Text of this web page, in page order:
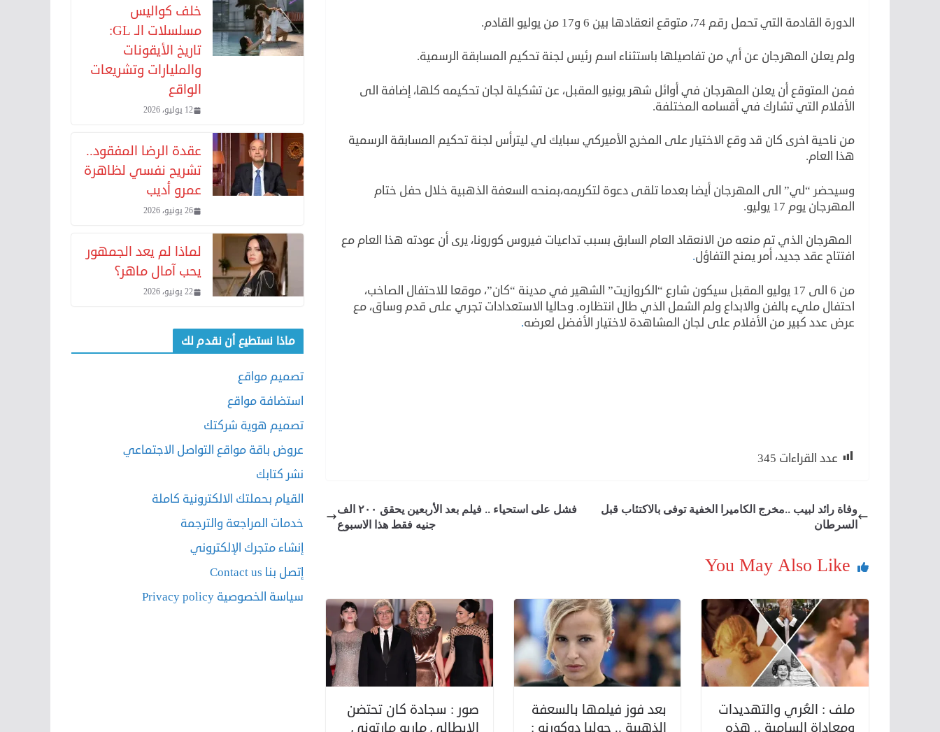
الدورة القادمة التي تحمل رقم 74، متوقع انعقادها بين 6 و17 من يوليو القادم
.
ولم يعلن المهرجان عن أي من تفاصيلها باستثناء اسم رئيس لجنة تحكيم المسابقة الرسمية.
فمن المتوقع أن يعلن المهرجان في أوائل شهر يونيو المقبل، عن تشكيلة لجان تحكيمه كلها، إضافة الى
الأفلام التي تشارك في أقسامه المختلفة.
من ناحية اخرى كان قد وقع الاختيار على المخرج الأميركي سبايك لي ليترأس لجنة تحكيم المسابقة الرسمية
هذا العام.
وسيحضر “لي” الى المهرجان أيضا بعدما تلقى دعوة لتكريمه،بمنحه السعفة الذهبية خلال حفل ختام
المهرجان يوم 17 يوليو.
المهرجان الذي تم منعه من الانعقاد العام السابق بسبب تداعيات فيروس كورونا، يرى أن عودته هذا العام مع
افتتاح عقد جديد، أمر يمنح التفاؤل.
من 6 الى 17 يوليو المقبل سيكون شارع “الكروازيت” الشهير في مدينة “كان”، موقعا للاحتفال الصاخب،
احتفال مليء بالفن والابداع ولم الشمل الذي طال انتظاره. وحاليا الاستعدادات تجري على قدم وساق، مع
عرض عدد كبير من الأفلام على لجان المشاهدة لاختيار الأفضل لعرضه.
عدد القراءات 345
وفاة رائد لبيب ..مخرج الكاميرا الخفية توفى بالاكتئاب قبل
السرطان
فشل على استحياء .. فيلم بعد الأربعين يحقق ٢٠٠ الف
جنيه فقط هذا الاسبوع
You May Also Like
ملف : العُري والتهديدات
ومعاداة السامية .. هذه
بعد فوز فيلمها بالسعفة
الذهبية .. جوليا دوكورنو :
صور : سجادة كان تحتضن
الإيطالي ماريو مارتوني
خلف كواليس
مسلسلات الـ GL:
تاريخ الأيقونات
والمليارات وتشريعات
الواقع
12 يوليو، 2026
عقدة الرضا المفقود..
تشريح نفسي لظاهرة
عمرو أديب
26 يونيو، 2026
لماذا لم يعد الجمهور
يحب آمال ماهر؟
22 يونيو، 2026
ماذا نستطيع أن نقدم لك
تصميم مواقع
استضافة مواقع
تصميم هوية شركتك
عروض باقة مواقع التواصل الاجتماعي
نشر كتابك
القيام بحملتك الالكترونية كاملة
خدمات المراجعة والترجمة
إنشاء متجرك الإلكتروني
إتصل بنا Contact us
سياسة الخصوصية Privacy policy